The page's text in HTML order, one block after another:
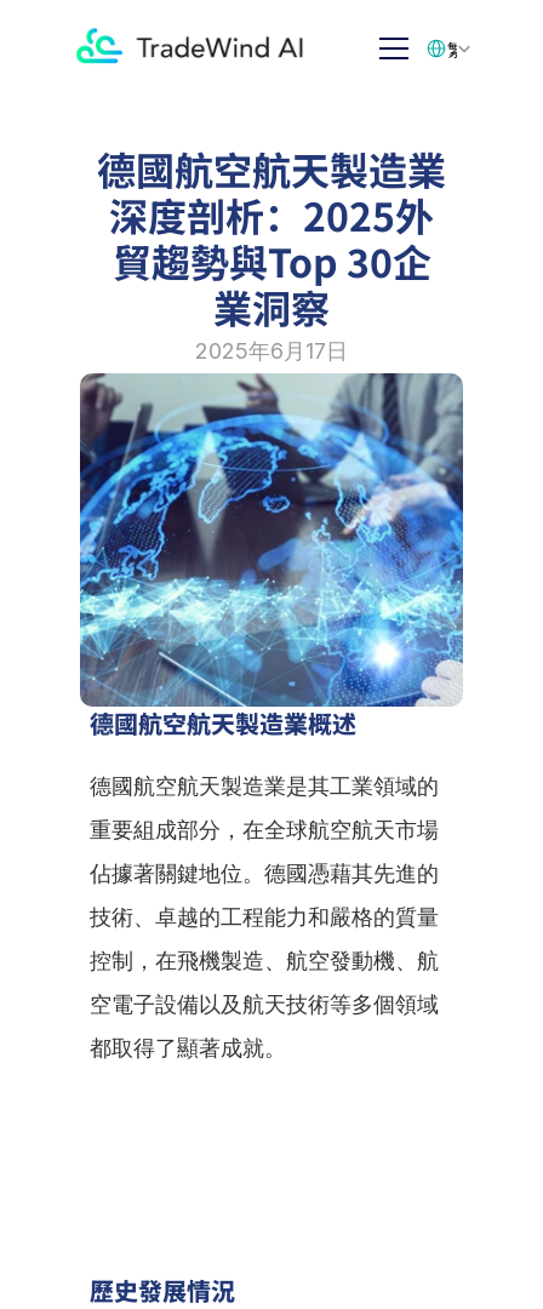
德國航空航天製造業
深度剖析：2025外
貿趨勢與Top 30企
業洞察
2025年6月17日
德國航空航天製造業概述
德國航空航天製造業是其工業領域的
重要組成部分，在全球航空航天市場
佔據著關鍵地位。德國憑藉其先進的
技術、卓越的工程能力和嚴格的質量
控制，在飛機製造、航空發動機、航
空電子設備以及航天技術等多個領域
都取得了顯著成就。
歷史發展情況
繁体中文